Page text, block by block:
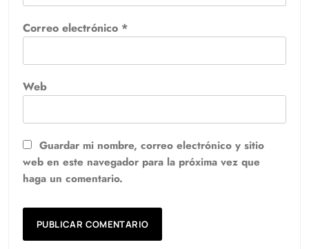
Correo electrónico *
Web
Guardar mi nombre, correo electrónico y sitio
web en este navegador para la próxima vez que
haga un comentario.